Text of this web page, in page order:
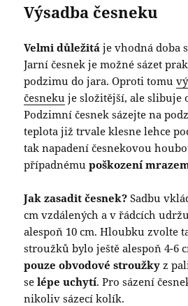
Výsadba česneku
Velmi důležitá je vhodná doba
Jarní česnek je možné sázet
podzimu do jara. Oproti tomu
česneku je složitější, ale slibuje
Podzimní česnek sázejte na
teplota již trvale klesne lehce
tak napadení česnekovou
případnémupoškození
Jak zasadit česnek? Sadbu
cm vzdálených a v řádcích
alespoň 10 cm. Hloubku zvolte
stroužků bylo ještě alespoň 4-6
pouze obvodové stroužky z
selépe uchytí. Pro sázení
nikoliv sázecí kolík.